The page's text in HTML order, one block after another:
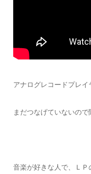
アナログレコードプレ
まだつなげていないので
音楽が好きな人で、Ｌ